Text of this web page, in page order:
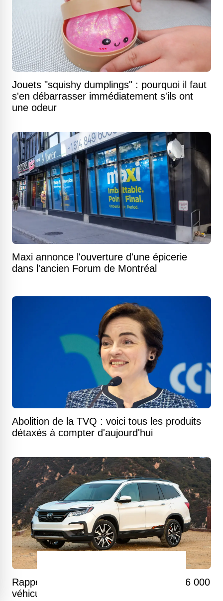
Jouets "squishy dumplings" : pourquoi il faut
s'en débarrasser immédiatement s'ils ont
une odeur
Maxi annonce l'ouverture d'une épicerie
dans l'ancien Forum de Montréal
Abolition de la TVQ : voici tous les produits
détaxés à compter d'aujourd'hui
Rappel massif chez Honda : plus de 136 000
véhicules menacés par un problème de